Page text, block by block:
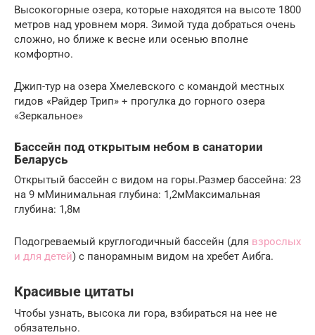
Высокогорные озера, которые находятся на высоте 1800
метров над уровнем моря. Зимой туда добраться очень
сложно, но ближе к весне или осенью вполне
комфортно.
Джип-тур на озера Хмелевского с командой местных
гидов «Райдер Трип» + прогулка до горного озера
«Зеркальное»
Бассейн под открытым небом в санатории
Беларусь
Открытый бассейн с видом на горы.Размер бассейна: 23
на 9 мМинимальная глубина: 1,2мМаксимальная
глубина: 1,8м
Подогреваемый круглогодичный бассейн (для взрослых
и для детей) с панорамным видом на хребет Аибга.
Красивые цитаты
Чтобы узнать, высока ли гора, взбираться на нее не
обязательно.